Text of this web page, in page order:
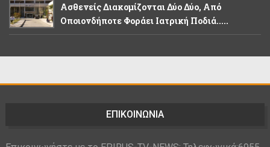
Ασθενείς Διακομίζονται Δύο Δύο, Από
Οποιονδήποτε Φοράει Ιατρική Ποδιά.....
ΕΠΙΚΟΙΝΩΝΙΑ